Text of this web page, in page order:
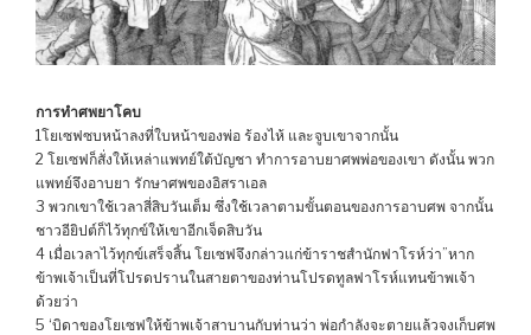
การทำศพยาโคบ
1โยเซฟซบหน้าลงที่ใบหน้าของพ่อ ร้องไห้ และจูบเขาจากนั้น
2 โยเซฟก็สั่งให้เหล่าแพทย์ใต้บัญชา ทำการอาบยาศพพ่อของเขา ดังนั้น พวก
แพทย์จึงอาบยา รักษาศพของอิสราเอล
3 พวกเขาใช้เวลาสี่สิบวันเต็ม ซึ่งใช้เวลาตามขั้นตอนของการอาบศพ จากนั้น
ชาวอียิปต์ก็ไว้ทุกข์ให้เขาอีกเจ็ดสิบวัน
4 เมื่อเวลาไว้ทุกข์เสร็จสิ้น โยเซฟจึงกล่าวแก่ข้าราชสำนักฟาโรห์ว่า”หาก
ข้าพเจ้าเป็นที่โปรดปรานในสายตาของท่านโปรดทูลฟาโรห์แทนข้าพเจ้า
ด้วยว่า
5 ‘บิดาของโยเซฟให้ข้าพเจ้าสาบานกับท่านว่า พ่อกำลังจะตายแล้วจงเก็บศพ